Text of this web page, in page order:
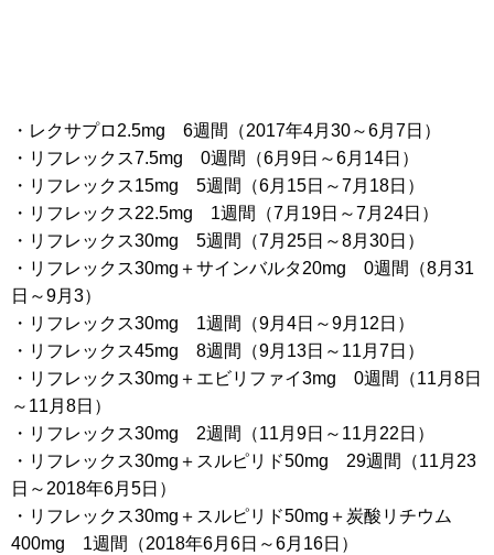
・レクサプロ2.5mg 6週間（2017年4月30～6月7日）
・リフレックス7.5mg 0週間（6月9日～6月14日）
・リフレックス15mg 5週間（6月15日～7月18日）
・リフレックス22.5mg 1週間（7月19日～7月24日）
・リフレックス30mg 5週間（7月25日～8月30日）
・リフレックス30mg＋サインバルタ20mg 0週間（8月31
日～9月3）
・リフレックス30mg 1週間（9月4日～9月12日）
・リフレックス45mg 8週間（9月13日～11月7日）
・リフレックス30mg＋エビリファイ3mg 0週間（11月8日
～11月8日）
・リフレックス30mg 2週間（11月9日～11月22日）
・リフレックス30mg＋スルピリド50mg 29週間（11月23
日～2018年6月5日）
・リフレックス30mg＋スルピリド50mg＋炭酸リチウム
400mg 1週間（2018年6月6日～6月16日）